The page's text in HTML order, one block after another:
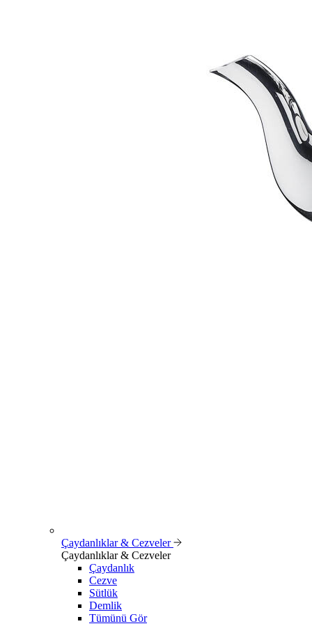
Çaydanlıklar & Cezveler
Çaydanlıklar & Cezveler
Çaydanlık
Cezve
Sütlük
Demlik
Tümünü Gör